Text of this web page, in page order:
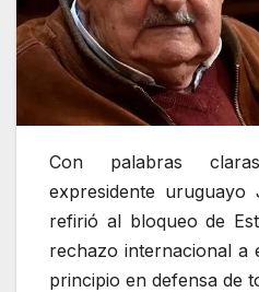
Con palabras
expresidente uruguayo
refirió al bloqueo de
rechazo internacional a
principio en defensa de